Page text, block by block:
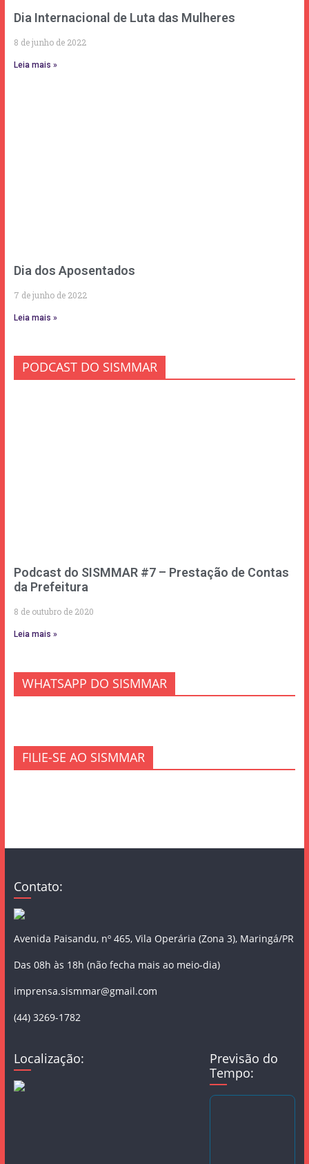
Dia Internacional de Luta das Mulheres
8 de junho de 2022
Leia mais »
Dia dos Aposentados
7 de junho de 2022
Leia mais »
PODCAST DO SISMMAR
Podcast do SISMMAR #7 – Prestação de Contas
da Prefeitura
8 de outubro de 2020
Leia mais »
WHATSAPP DO SISMMAR
FILIE-SE AO SISMMAR
Contato:
Avenida Paisandu, nº 465, Vila Operária (Zona 3), Maringá/PR
Das 08h às 18h (não fecha mais ao meio-dia)
imprensa.sismmar@gmail.com
(44) 3269-1782
Localização:
Previsão do
Tempo: